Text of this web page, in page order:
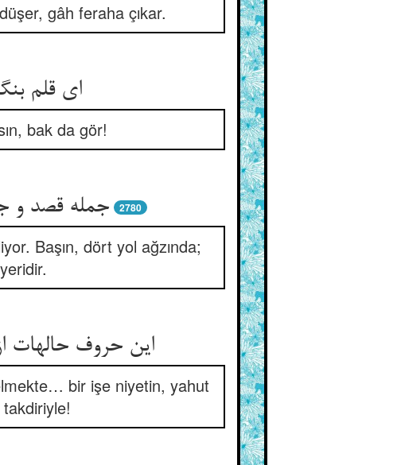
gâh feraha çıkar.
ای قلم
bak da gör!
جمله قصد و 2780
Başın, dört yol ağzında;
این حروف
bir işe niyetin, yahut